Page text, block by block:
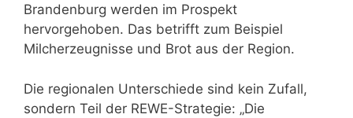
Brandenburg werden im Prospekt
hervorgehoben. Das betrifft zum Beispiel
Milcherzeugnisse und Brot aus der Region.
Die regionalen Unterschiede sind kein Zufall,
sondern Teil der REWE-Strategie: „Die